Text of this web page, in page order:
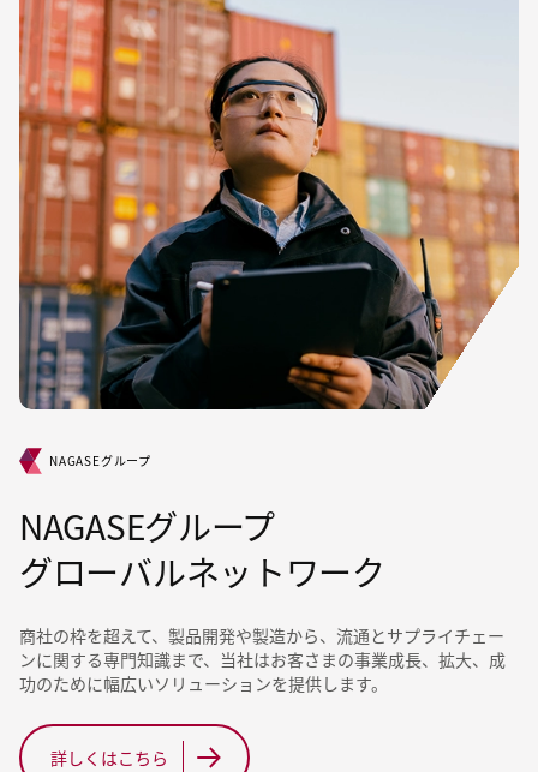
NAGASEグループ
NAGASEグループ
グローバルネットワーク
商社の枠を超えて、製品開発や製造から、流通とサプライチェー
ンに関する専門知識まで、当社はお客さまの事業成長、拡大、成
功のために幅広いソリューションを提供します。
詳しくはこちら